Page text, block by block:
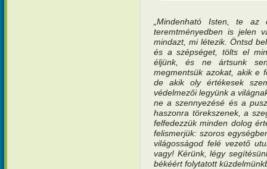
„Mindenható Isten, te az
teremtményedben is jelen
mindazt, mi létezik. Öntsd
és a szépséget, tölts el
éljünk, és ne ártsunk
megmentsük azokat, akik e
de akik oly értékesek
védelmezői legyünk a
ne a szennyezésé és a
haszonra törekszenek, a
felfedezzük minden dolog
felismerjük: szoros
világosságod felé vezető
vagy! Kérünk, légy
békéért folytatott